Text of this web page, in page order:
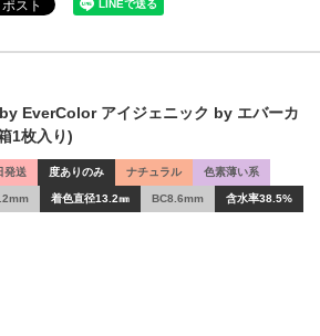
by EverColor アイジェニック by エバーカ
1枚入り)
発送 度ありのみ ナチュラル 色素薄い系
着色直径13.2㎜ BC8.6mm 含水率38.5%